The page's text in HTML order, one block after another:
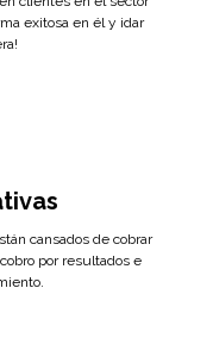
exitosa en él y ¡dar
cansados de cobrar
por resultados e